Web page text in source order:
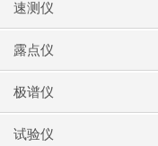
速测仪
露点仪
极谱仪
试验仪